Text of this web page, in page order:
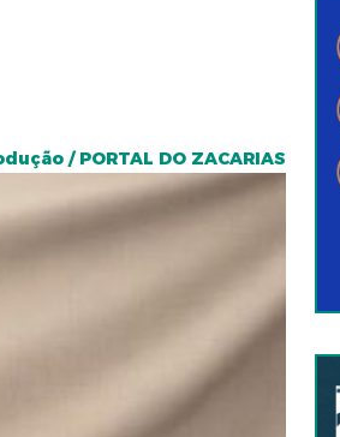
/ PORTAL DO ZACARIAS